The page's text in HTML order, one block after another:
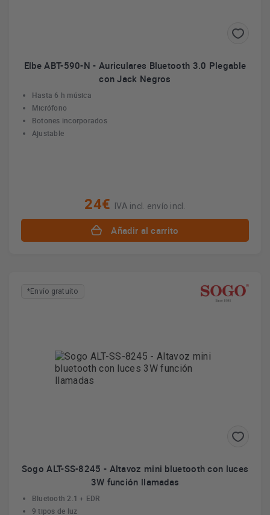
Elbe ABT-590-N - Auriculares Bluetooth 3.0 Plegable
con Jack Negros
Hasta 6 h música
Micrófono
Botones incorporados
Ajustable
24€ IVA incl. envío incl.
Añadir al carrito
*Envío gratuito
Sogo ALT-SS-8245 - Altavoz mini bluetooth con luces
3W función llamadas
Bluetooth 2.1 + EDR
9 tipos de luz